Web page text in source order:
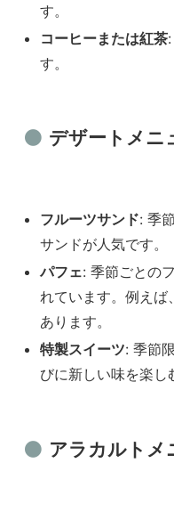
す。
コーヒーまたは紅茶
す。
デザートメニ
フルーツサンド: 季
サンドが人気です。
パフェ: 季節ごとの
れています。例えば
あります。
特製スイーツ: 季節
びに新しい味を楽し
アラカルトメ